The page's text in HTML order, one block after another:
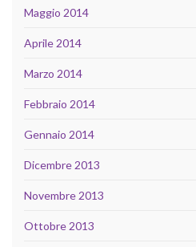
Maggio 2014
Aprile 2014
Marzo 2014
Febbraio 2014
Gennaio 2014
Dicembre 2013
Novembre 2013
Ottobre 2013